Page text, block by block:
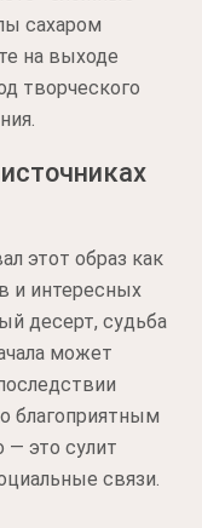
сахаром
на выходе
творческого
этот образ как
и интересных
десерт, судьба
может
благоприятным
— это сулит
связи.